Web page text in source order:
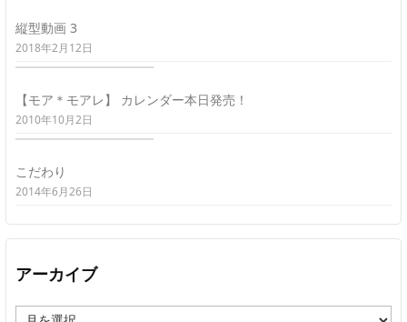
縦型動画 3
2018年2月12日
【モア＊モアレ】 カレンダー本日発売！
2010年10月2日
こだわり
2014年6月26日
アーカイブ